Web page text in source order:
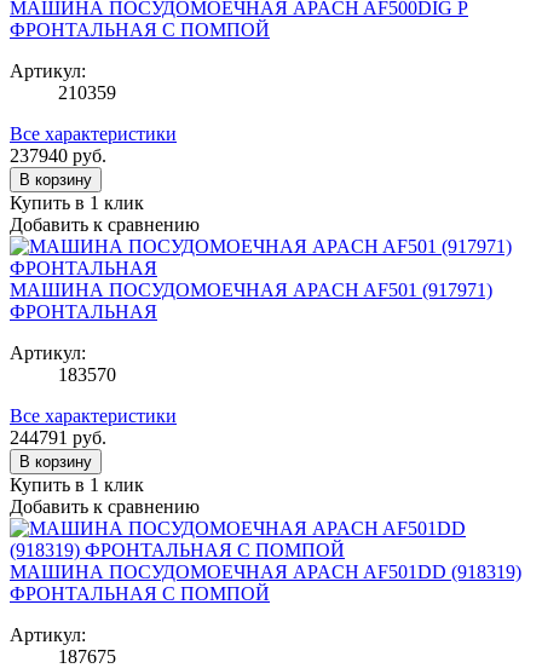
МАШИНА ПОСУДОМОЕЧНАЯ APACH AF500DIG P
ФРОНТАЛЬНАЯ С ПОМПОЙ
Артикул:
210359
Все характеристики
237940 руб.
В корзину
Купить в 1 клик
Добавить к сравнению
МАШИНА ПОСУДОМОЕЧНАЯ APACH AF501 (917971)
ФРОНТАЛЬНАЯ
Артикул:
183570
Все характеристики
244791 руб.
В корзину
Купить в 1 клик
Добавить к сравнению
МАШИНА ПОСУДОМОЕЧНАЯ APACH AF501DD (918319)
ФРОНТАЛЬНАЯ С ПОМПОЙ
Артикул:
187675